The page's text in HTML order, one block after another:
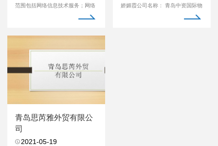
范围包括网络信息技术服务；网络
娇媚霞公司名称： 青岛中资国际物
青岛思芮雅外贸有限公
司
2021-05-19